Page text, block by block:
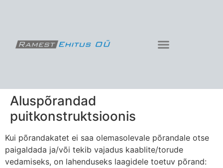
Aluspõrandad
puitkonstruktsioonis
Kui põrandakatet ei saa olemasolevale põrandale otse
paigaldada ja/või tekib vajadus kaablite/torude
vedamiseks, on lahenduseks laagidele toetuv põrand: